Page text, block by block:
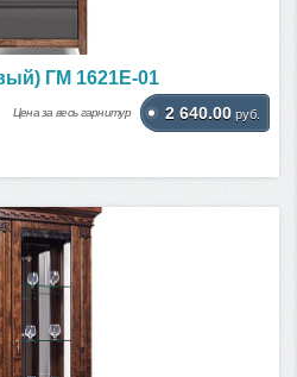
ГМ 1621Е-01
Цена за весь гарнитур 2 640.00 руб.